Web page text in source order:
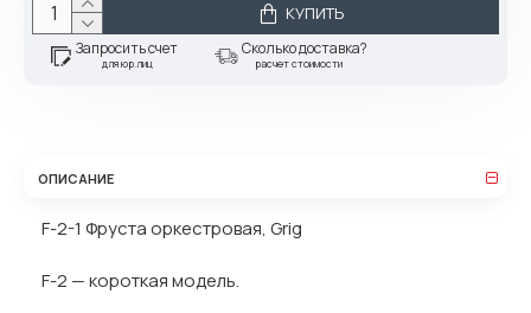
КУПИТЬ
Запросить счет
для юр.лиц
Сколько доставка?
расчет стоимости
ОПИСАНИЕ
F-2-1 Фруста оркестровая, Grig
F-2 — короткая модель.